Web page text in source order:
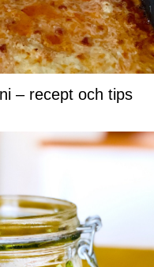
– recept och tips